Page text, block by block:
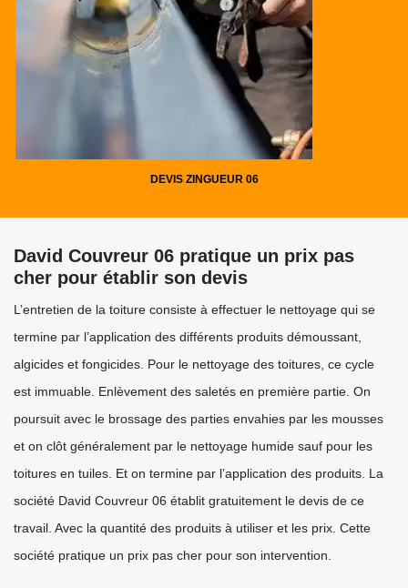
DEVIS ZINGUEUR 06
David Couvreur 06 pratique un prix pas
cher pour établir son devis
L’entretien de la toiture consiste à effectuer le nettoyage qui se
termine par l’application des différents produits démoussant,
algicides et fongicides. Pour le nettoyage des toitures, ce cycle
est immuable. Enlèvement des saletés en première partie. On
poursuit avec le brossage des parties envahies par les mousses
et on clôt généralement par le nettoyage humide sauf pour les
toitures en tuiles. Et on termine par l’application des produits. La
société David Couvreur 06 établit gratuitement le devis de ce
travail. Avec la quantité des produits à utiliser et les prix. Cette
société pratique un prix pas cher pour son intervention.